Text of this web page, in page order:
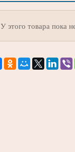
У этого товара пока